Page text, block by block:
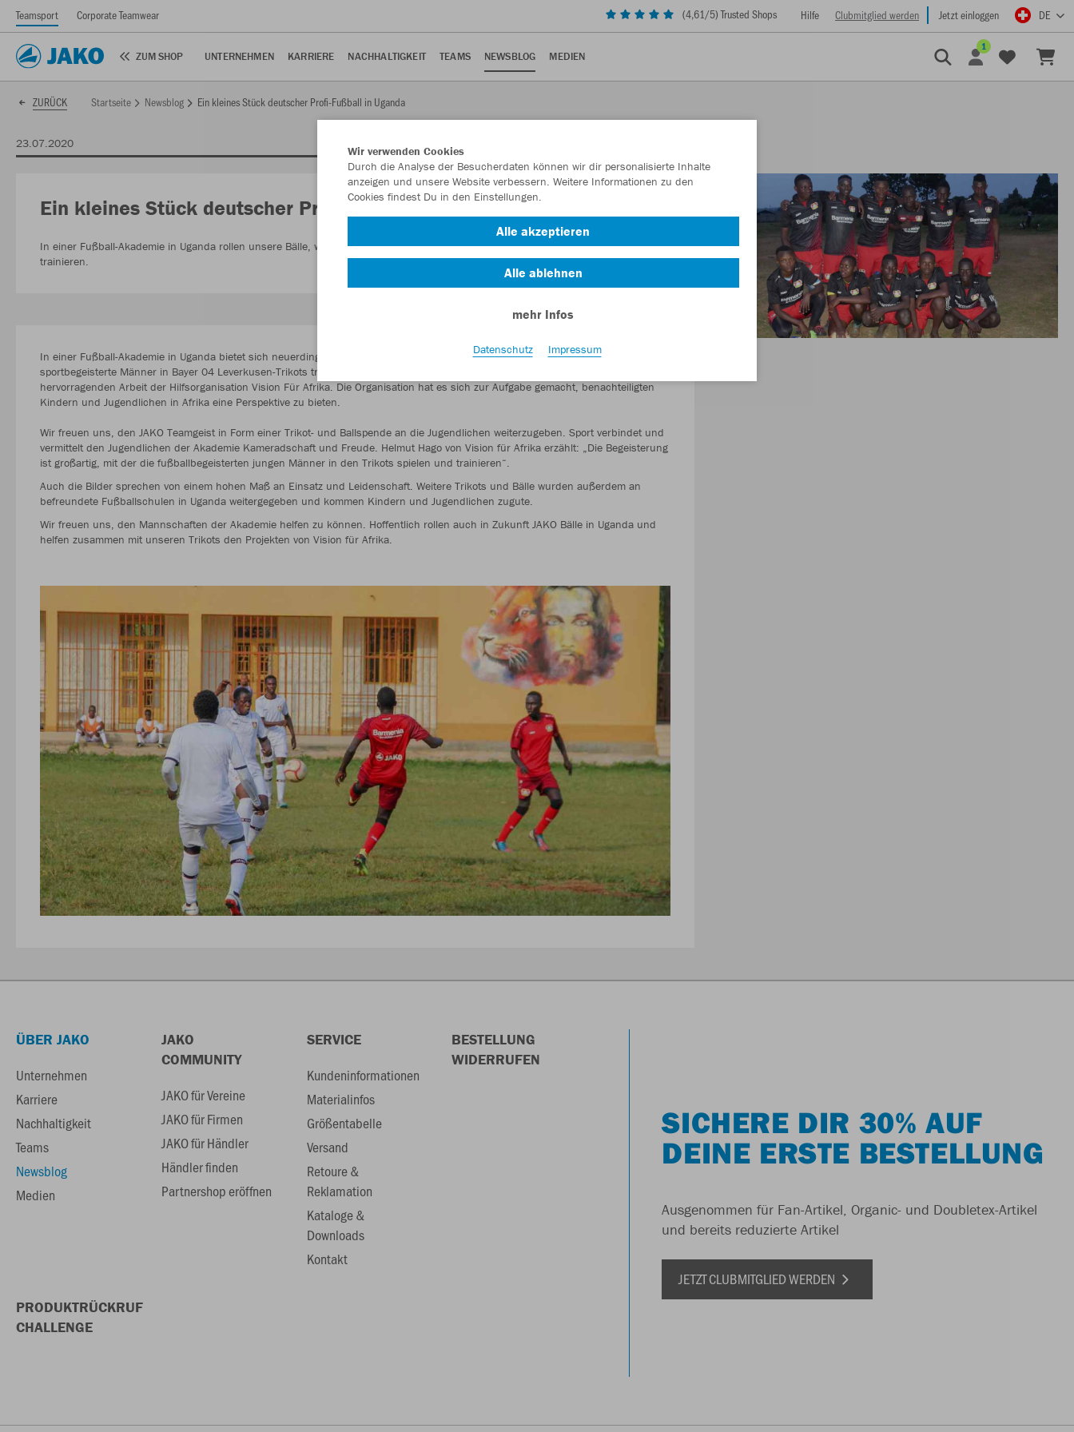
Teamsport Corporate Teamwear (4,61/5) Trusted Shops Hilfe Clubmitglied werden Jetzt einloggen DE
ZUM SHOP UNTERNEHMEN KARRIERE NACHHALTIGKEIT TEAMS NEWSBLOG MEDIEN
1
ZURÜCK Startseite Newsblog Ein kleines Stück deutscher Profi-Fußball in Uganda
23.07.2020
Ein kleines Stück deutscher Profi-Fußball in Uganda
In einer Fußball-Akademie in Uganda rollen unsere Bälle, während junge, sportbegeisterte Männer in Bayer 04 Leverkusen-Trikots
trainieren.
In einer Fußball-Akademie in Uganda bietet sich neuerdings ein ungewohnter Anblick: Es rollen JAKO Bälle, während junge,
sportbegeisterte Männer in Bayer 04 Leverkusen-Trikots trainieren. Die Szene ist Ergebnis einer Trikotspende von uns und der
hervorragenden Arbeit der Hilfsorganisation Vision Für Afrika. Die Organisation hat es sich zur Aufgabe gemacht, benachteiligten
Kindern und Jugendlichen in Afrika eine Perspektive zu bieten.
Wir freuen uns, den JAKO Teamgeist in Form einer Trikot- und Ballspende an die Jugendlichen weiterzugeben. Sport verbindet und
vermittelt den Jugendlichen der Akademie Kameradschaft und Freude. Helmut Hago von Vision für Afrika erzählt: „Die Begeisterung
ist großartig, mit der die fußballbegeisterten jungen Männer in den Trikots spielen und trainieren“.
Auch die Bilder sprechen von einem hohen Maß an Einsatz und Leidenschaft. Weitere Trikots und Bälle wurden außerdem an
befreundete Fußballschulen in Uganda weitergegeben und kommen Kindern und Jugendlichen zugute.
Wir freuen uns, den Mannschaften der Akademie helfen zu können. Hoffentlich rollen auch in Zukunft JAKO Bälle in Uganda und
helfen zusammen mit unseren Trikots den Projekten von Vision für Afrika.
ÜBER JAKO
Unternehmen
Karriere
Nachhaltigkeit
Teams
Newsblog
Medien
JAKO
COMMUNITY
JAKO für Vereine
JAKO für Firmen
JAKO für Händler
Händler finden
Partnershop eröffnen
SERVICE
Kundeninformationen
Materialinfos
Größentabelle
Versand
Retoure &
Reklamation
Kataloge &
Downloads
Kontakt
BESTELLUNG
WIDERRUFEN
PRODUKTRÜCKRUF
CHALLENGE
SICHERE DIR 30% AUF
DEINE ERSTE BESTELLUNG
Ausgenommen für Fan-Artikel, Organic- und Doubletex-Artikel
und bereits reduzierte Artikel
JETZT CLUBMITGLIED WERDEN
Wir verwenden Cookies
Durch die Analyse der Besucherdaten können wir dir personalisierte Inhalte
anzeigen und unsere Website verbessern. Weitere Informationen zu den
Cookies findest Du in den Einstellungen.
Alle akzeptieren
Alle ablehnen
mehr Infos
Datenschutz Impressum